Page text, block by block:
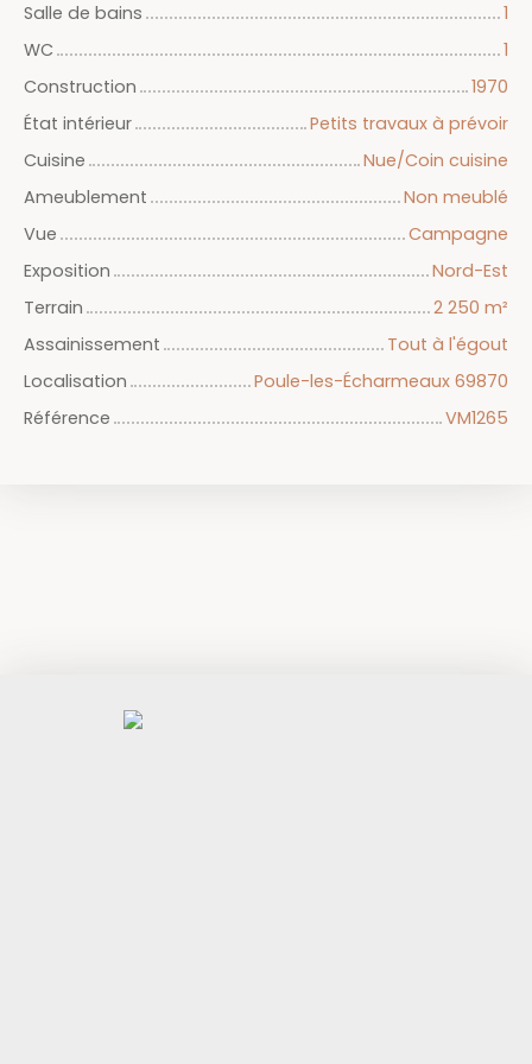
Salle de bains
1
WC
1
Construction
1970
État intérieur
Petits travaux à prévoir
Cuisine
Nue/Coin cuisine
Ameublement
Non meublé
Vue
Campagne
Exposition
Nord-Est
Terrain
2 250 m²
Assainissement
Tout à l'égout
Localisation
Poule-les-Écharmeaux 69870
Référence
VM1265